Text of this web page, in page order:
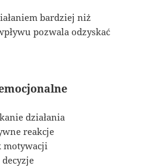
bardziej niż
pozwala odzyskać
działania
reakcje
motywacji